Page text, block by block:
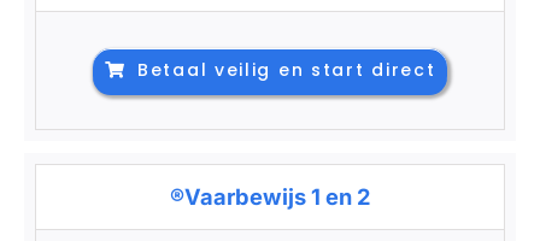
Betaal veilig en start direct
®Vaarbewijs 1 en 2